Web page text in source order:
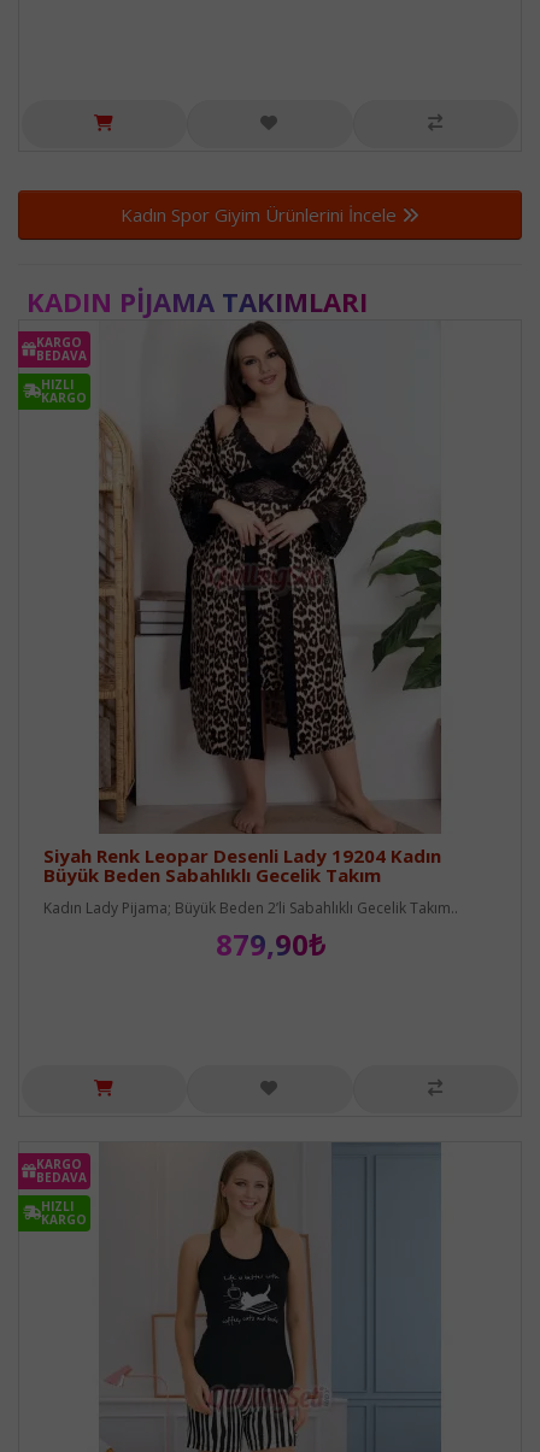
Kadın Spor Giyim Ürünlerini İncele
KADIN PIJAMA TAKIMLARI
KARGO
BEDAVA
HIZLI
KARGO
Siyah Renk Leopar Desenli Lady 19204 Kadın
Büyük Beden Sabahlıklı Gecelik Takım
Kadın Lady Pijama; Büyük Beden 2’li Sabahlıklı Gecelik Takım..
879,90₺
KARGO
BEDAVA
HIZLI
KARGO